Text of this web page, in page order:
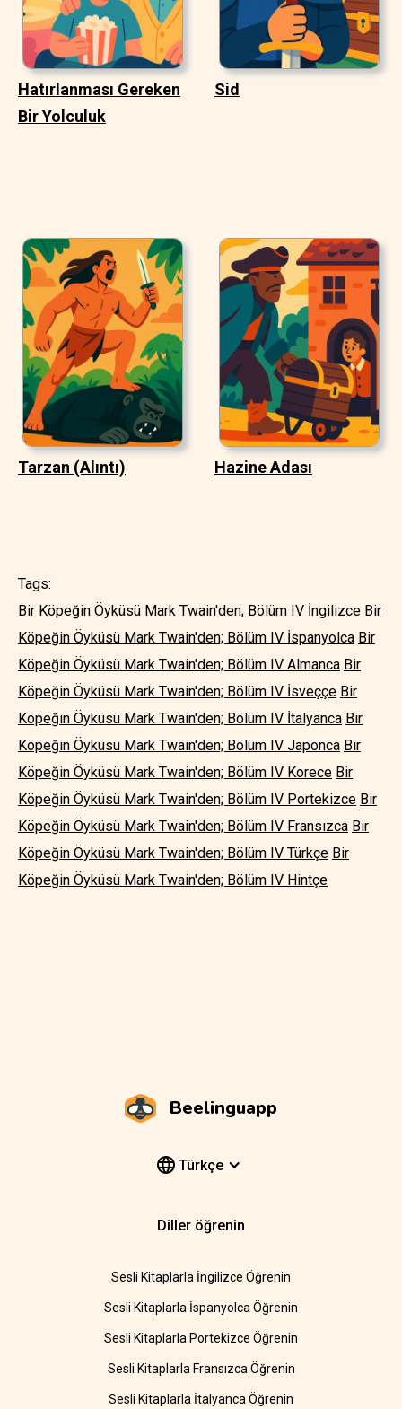
Hatırlanması Gereken
Bir Yolculuk
Sid
Tarzan (Alıntı) Hazine Adası
Tags:
Bir Köpeğin Öyküsü Mark Twain'den; Bölüm IV İngilizce Bir
Köpeğin Öyküsü Mark Twain'den; Bölüm IV İspanyolca Bir
Köpeğin Öyküsü Mark Twain'den; Bölüm IV Almanca Bir
Köpeğin Öyküsü Mark Twain'den; Bölüm IV İsveççe Bir
Köpeğin Öyküsü Mark Twain'den; Bölüm IV İtalyanca Bir
Köpeğin Öyküsü Mark Twain'den; Bölüm IV Japonca Bir
Köpeğin Öyküsü Mark Twain'den; Bölüm IV Korece Bir
Köpeğin Öyküsü Mark Twain'den; Bölüm IV Portekizce Bir
Köpeğin Öyküsü Mark Twain'den; Bölüm IV Fransızca Bir
Köpeğin Öyküsü Mark Twain'den; Bölüm IV Türkçe Bir
Köpeğin Öyküsü Mark Twain'den; Bölüm IV Hintçe
Beelinguapp
Türkçe
Diller öğrenin
Sesli Kitaplarla İngilizce Öğrenin
Sesli Kitaplarla İspanyolca Öğrenin
Sesli Kitaplarla Portekizce Öğrenin
Sesli Kitaplarla Fransızca Öğrenin
Sesli Kitaplarla İtalyanca Öğrenin